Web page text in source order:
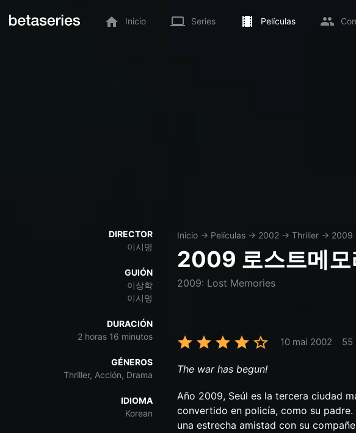
Inicio Series Películas
DIRECTOR
이시명
GUIÓN
이상학
이시명
DURACIÓN
2 horas 16 minutos
GÉNEROS
Thriller, Acción, Drama
IDIOMA
Korean
Inicio → Películas → 2002 → Thriller → 2009
2009 로스트메모
2009: Lost Memories
10 mai 2002 55
The war has begun!
Año 2009, Seúl es la tercera ciudad
convertido en policía, como su
una estrecha amistad con su